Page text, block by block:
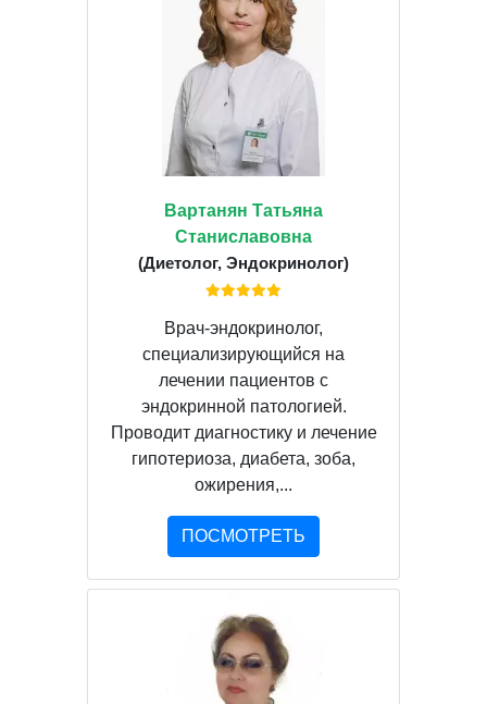
Вартанян Татьяна
Станиславовна
(Диетолог, Эндокринолог)
Врач-эндокринолог,
специализирующийся на
лечении пациентов с
эндокринной патологией.
Проводит диагностику и лечение
гипотериоза, диабета, зоба,
ожирения,...
ПОСМОТРЕТЬ